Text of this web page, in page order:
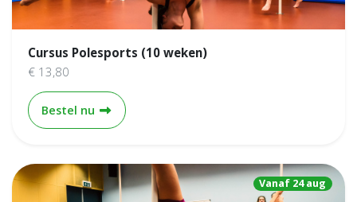
Cursus Polesports (10 weken)
€ 13,80
Bestel nu Cursus Polesports (10 weken)
Vanaf 24 aug